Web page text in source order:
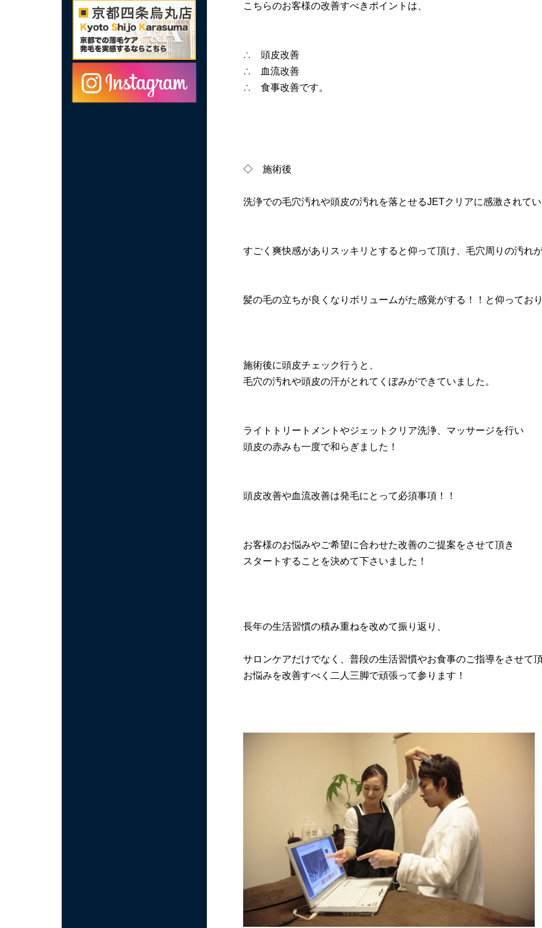
こちらのお客様の改善すべきポイントは、
∴ 頭皮改善
∴ 血流改善
∴ 食事改善です。
◇ 施術後
洗浄での毛穴汚れや頭皮の汚れを落とせるJETクリアに感激されて
すごく爽快感がありスッキリとすると仰って頂け、毛穴周りの汚れ
髪の毛の立ちが良くなりボリュームがた感覚がする！！と仰ってお
施術後に頭皮チェック行うと、
毛穴の汚れや頭皮の汗がとれてくぼみができていました。
ライトトリートメントやジェットクリア洗浄、マッサージを行い
頭皮の赤みも一度で和らぎました！
頭皮改善や血流改善は発毛にとって必須事項！！
お客様のお悩みやご希望に合わせた改善のご提案をさせて頂き
スタートすることを決めて下さいました！
長年の生活習慣の積み重ねを改めて振り返り、
サロンケアだけでなく、普段の生活習慣やお食事のご指導をさせて
お悩みを改善すべく二人三脚で頑張って参ります！